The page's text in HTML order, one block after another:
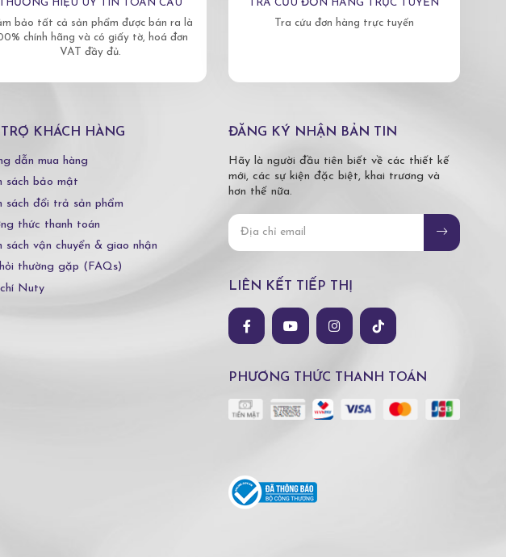
THƯƠNG HIỆU UY TÍN TOÀN CẦU
bảo tất cả sản phẩm được bán ra là
chính hãng và có giấy tờ, hoá đơn
VAT đầy đủ.
TRA CỨU ĐƠN HÀNG TRỰC TUYẾN
Tra cứu đơn hàng trực tuyến
KHÁCH HÀNG
dẫn mua hàng
sách bảo mật
sách đổi trả sản phẩm
thức thanh toán
sách vận chuyển & giao nhận
thường gặp (FAQs)
Nuty
ĐĂNG KÝ NHẬN BẢN TIN
Hãy là người đầu tiên biết về các thiết kế
mới, các sự kiện đặc biệt, khai trương và
hơn thế nữa.
LIÊN KẾT TIẾP THỊ
PHƯƠNG THỨC THANH TOÁN